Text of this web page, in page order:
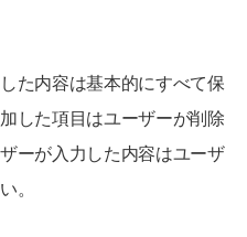
た内容は基本的にすべて保
した項目はユーザーが削除
ーが入力した内容はユーザ
。